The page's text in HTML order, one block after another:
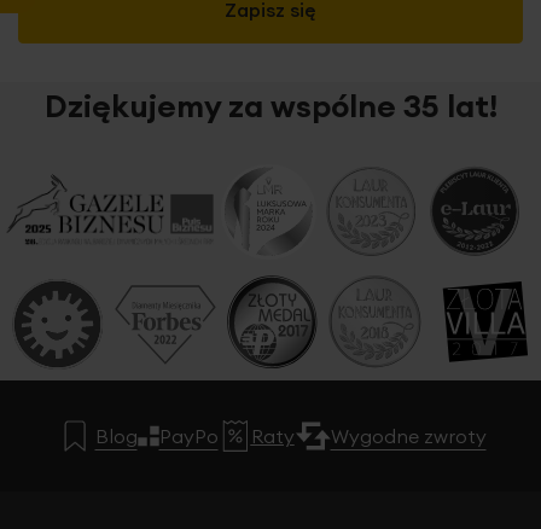
Zapisz się
Dziękujemy za wspólne 35 lat!
Blog PayPo Raty Wygodne zwroty